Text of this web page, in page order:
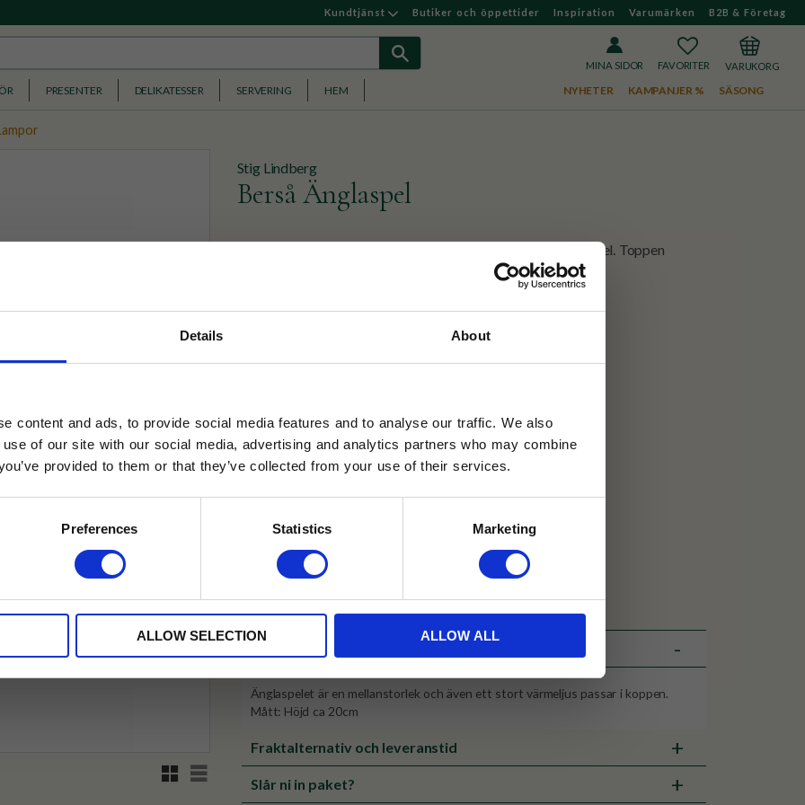
Details About
content and ads, to provide social media features and to analyse our traffic. We also
of our site with our social media, advertising and analytics partners who may combine
provided to them or that they’ve collected from your use of their services.
Preferences Statistics Marketing
ALLOW SELECTION ALLOW ALL
Kundtjänst Butiker och öppettider Inspiration Varumärken B2B & Företag
MINA SIDOR
FAVORITERKUNDVAGN
PRESENTER DELIKATESSER SERVERING HEM NYHETER KAMPANJER % SÄSONG
Stig Lindberg
Berså Änglaspel
​Stig Lindbergs mönster Berså har fått ta plats på ett änglaspel. Toppen
RutnätsvyListvy
259KR
✓ Fri frakt över 399 kr
✓ Betala direkt eller inom 30 dagar
✓ Gratis teprov i varje beställning
Tillfälligt slut online
Änglaspelet är en mellanstorlek och även ett stort värmeljus passar i koppen.
Mått: Höjd ca 20cm
Fraktalternativ och leveranstid
Slår ni in paket?
Läs mer
Rabatten fungerar endast
med andra erbjudanden.